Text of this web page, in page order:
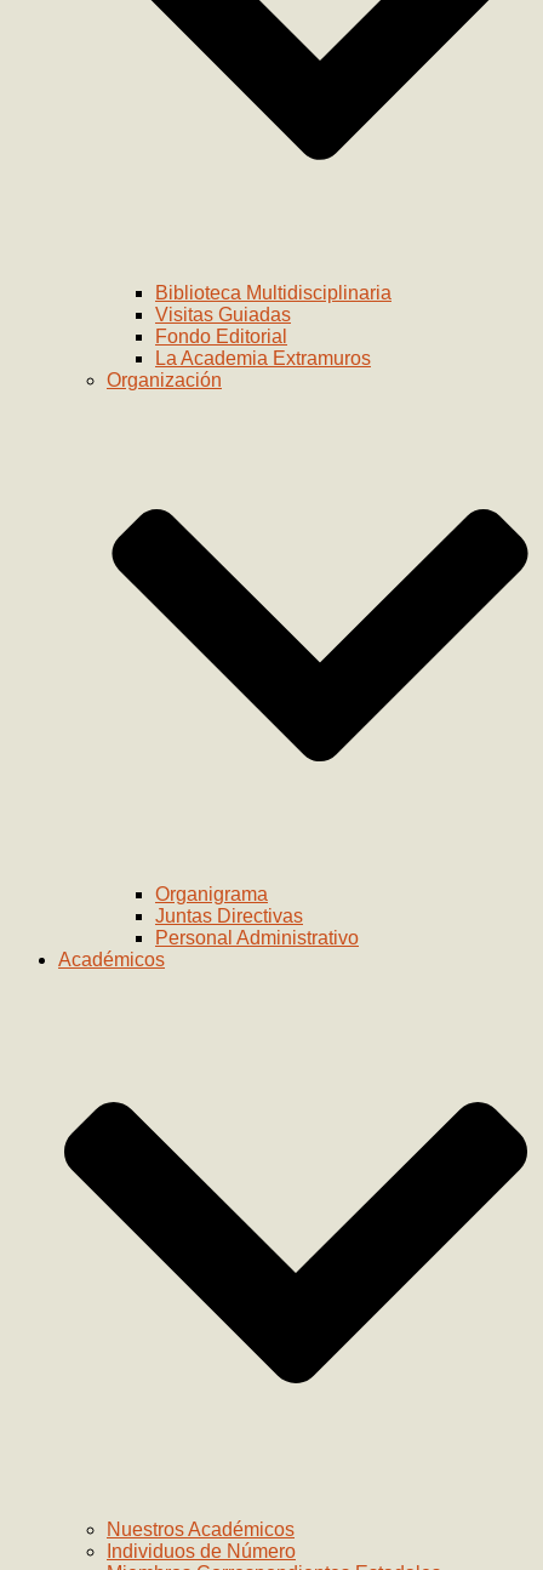
Biblioteca Multidisciplinaria
Visitas Guiadas
Fondo Editorial
La Academia Extramuros
Organización
Organigrama
Juntas Directivas
Personal Administrativo
Académicos
Nuestros Académicos
Individuos de Número